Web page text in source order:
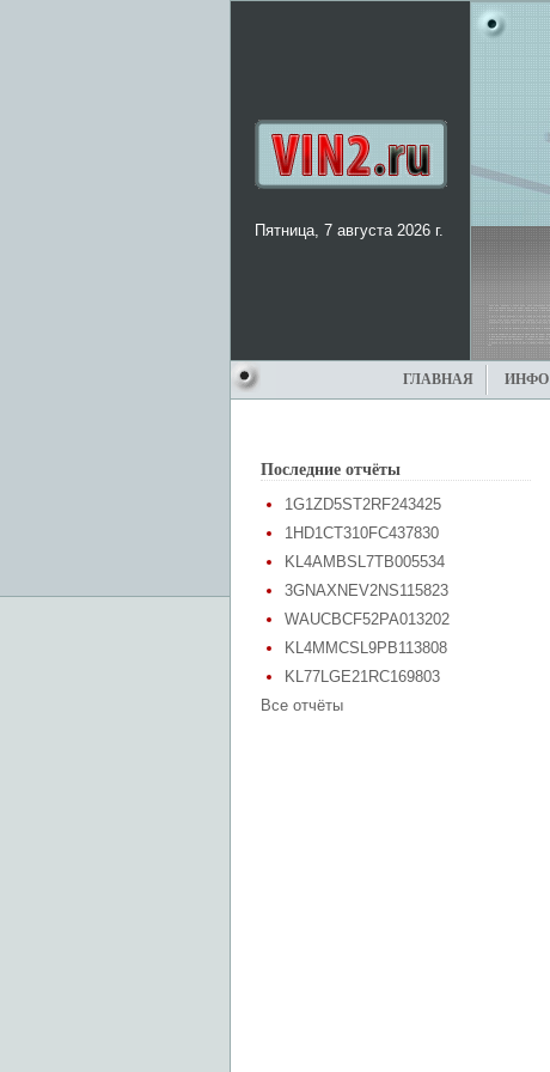
Пятница, 7 августа 2026 г.
ГЛАВНАЯ ИНФО
Последние отчёты
1G1ZD5ST2RF243425
1HD1CT310FC437830
KL4AMBSL7TB005534
3GNAXNEV2NS115823
WAUCBCF52PA013202
KL4MMCSL9PB113808
KL77LGE21RC169803
Все отчёты